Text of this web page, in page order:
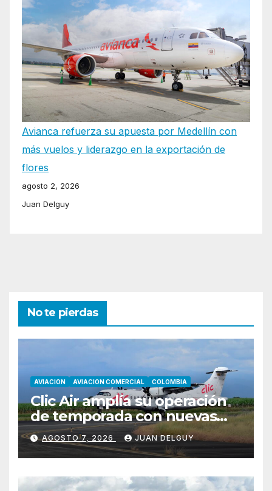
Avianca refuerza su apuesta por Medellín con
más vuelos y liderazgo en la exportación de
flores
agosto 2, 2026
Juan Delguy
No te pierdas
AVIACION AVIACION COMERCIAL COLOMBIA
Clic Air amplía su operación
de temporada con nuevas
rutas hacia Cartagena y Tolú
AGOSTO 7, 2026 JUAN DELGUY